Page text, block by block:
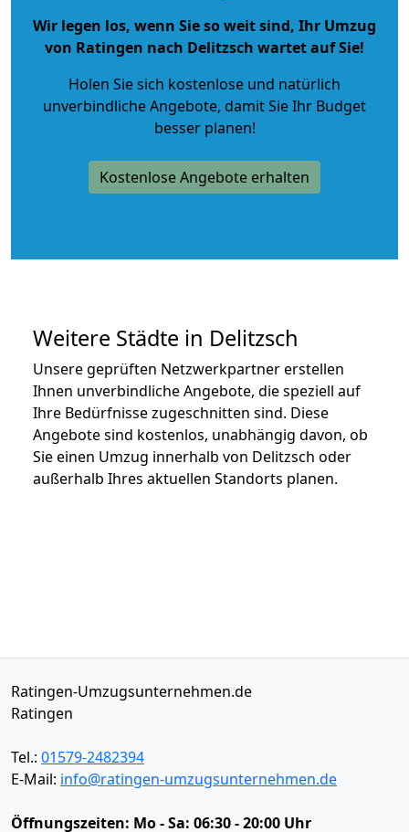
Wir legen los, wenn Sie so weit sind, Ihr Umzug
von Ratingen nach Delitzsch wartet auf Sie!
Holen Sie sich kostenlose und natürlich
unverbindliche Angebote, damit Sie Ihr Budget
besser planen!
Kostenlose Angebote erhalten
Weitere Städte in Delitzsch
Unsere geprüften Netzwerkpartner erstellen
Ihnen unverbindliche Angebote, die speziell auf
Ihre Bedürfnisse zugeschnitten sind. Diese
Angebote sind kostenlos, unabhängig davon, ob
Sie einen Umzug innerhalb von Delitzsch oder
außerhalb Ihres aktuellen Standorts planen.
Ratingen-Umzugsunternehmen.de
Ratingen
Tel.: 01579-2482394
E-Mail: info@ratingen-umzugsunternehmen.de
Öffnungszeiten: Mo - Sa: 06:30 - 20:00 Uhr